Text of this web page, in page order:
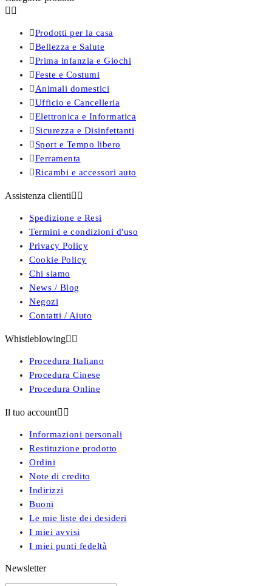
 
Prodotti per la casa
Bellezza e Salute
Prima infanzia e Giochi
Feste e Costumi
 Animali domestici
Ufficio e Cancelleria
Elettronica e Informatica
 Sicurezza e Disinfettanti
 Sport e Tempo libero
Ferramenta
Ricambi e accessori auto
Assistenza clienti 
Spedizione e Resi
Termini e condizioni d'uso
Privacy Policy
Cookie Policy
Chi siamo
News / Blog
Negozi
Contatti / Aiuto
Whistleblowing 
Procedura Italiano
Procedura Cinese
Procedura Online
Il tuo account 
Informazioni personali
Restituzione prodotto
Ordini
Note di credito
Indirizzi
Buoni
Le mie liste dei desideri
I miei avvisi
I miei punti fedeltà
Newsletter